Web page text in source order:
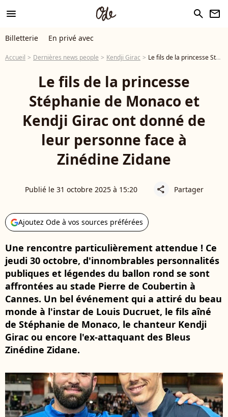
menu search newsletter
Billetterie En privé avec
Accueil Dernières news people Kendji Girac Le fils de la princesse Stéphanie de Monaco et Kendji Girac ont donné de leur personne face à Zinédine Zidane
Le fils de la princesse
Stéphanie de Monaco et
Kendji Girac ont donné de
leur personne face à
Zinédine Zidane
Publié le 31 octobre 2025 à 15:20 share Partager
Ajoutez Ode à vos sources préférées
Une rencontre particulièrement attendue ! Ce
jeudi 30 octobre, d'innombrables personnalités
publiques et légendes du ballon rond se sont
affrontées au stade Pierre de Coubertin à
Cannes. Un bel événement qui a attiré du beau
monde à l'instar de Louis Ducruet, le fils aîné
de Stéphanie de Monaco, le chanteur Kendji
Girac ou encore l'ex-attaquant des Bleus
Zinédine Zidane.